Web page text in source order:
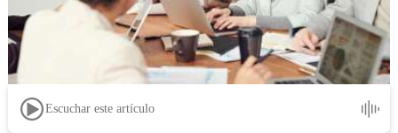
Escuchar este artículo